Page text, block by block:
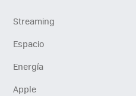
Streaming
Espacio
Energía
Apple